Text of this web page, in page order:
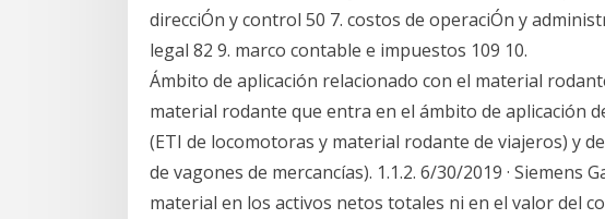
direcciÓn y control 50 7. costos de operaciÓn y
legal 82 9. marco contable e impuestos 109 10.
Ámbito de aplicación relacionado con el material
material rodante que entra en el ámbito de aplicación
(ETI de locomotoras y material rodante de viajeros) y
de vagones de mercancías). 1.1.2. 6/30/2019 · Siemens
material en los activos netos totales ni en el valor del